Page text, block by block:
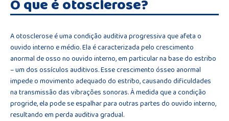
O que é otosclerose?
A otosclerose é uma condição auditiva progressiva que afeta o
ouvido interno e médio. Ela é caracterizada pelo crescimento
anormal de osso no ouvido interno, em particular na base do estribo
– um dos ossículos auditivos. Esse crescimento ósseo anormal
impede o movimento adequado do estribo, causando dificuldades
na transmissão das vibrações sonoras. À medida que a condição
progride, ela pode se espalhar para outras partes do ouvido interno,
resultando em perda auditiva gradual.